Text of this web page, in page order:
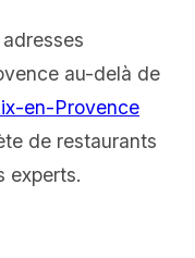
au-delà de
en-Provence
de restaurants
experts.